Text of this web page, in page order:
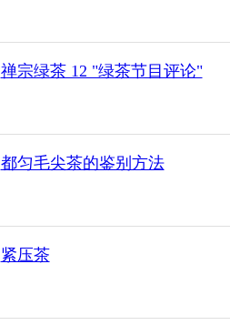
禅宗绿茶 12 "绿茶节目评论"
都匀毛尖茶的鉴别方法
紧压茶